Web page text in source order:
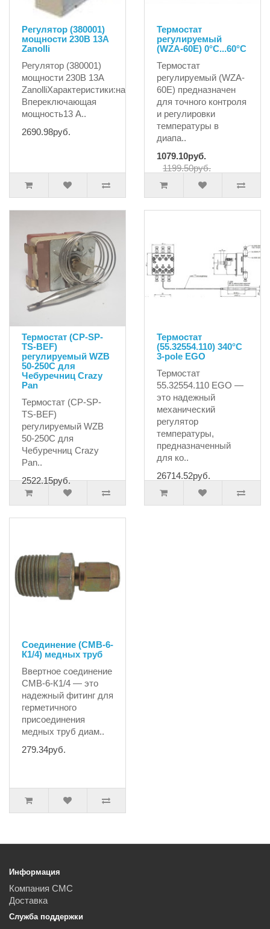
Регулятор (380001)
мощности 230В 13А
Zanolli
Регулятор (380001)
мощности 230В 13А
ZanolliХарактеристики:напряжение230
Впереключающая
мощность13 А..
2690.98руб.
Термостат
регулируемый
(WZA-60E) 0°C...60°C
Термостат
регулируемый (WZA-
60E) предназначен
для точного контроля
и регулировки
температуры в
диапа..
1079.10руб.
1199.50руб.
Термостат (CP-SP-
TS-BEF)
регулируемый WZB
50-250C для
Чебуречниц Crazy
Pan
Термостат (CP-SP-
TS-BEF)
регулируемый WZB
50-250C для
Чебуречниц Crazy
Pan..
2522.15руб.
Термостат
(55.32554.110) 340°C
3-pole EGO
Термостат
55.32554.110 EGO —
это надежный
механический
регулятор
температуры,
предназначенный
для ко..
26714.52руб.
Соединение (СМВ-6-
К1/4) медных труб
Ввертное соединение
СМВ-6-К1/4 — это
надежный фитинг для
герметичного
присоединения
медных труб диам..
279.34руб.
Информация
Компания СМС
Доставка
Служба поддержки